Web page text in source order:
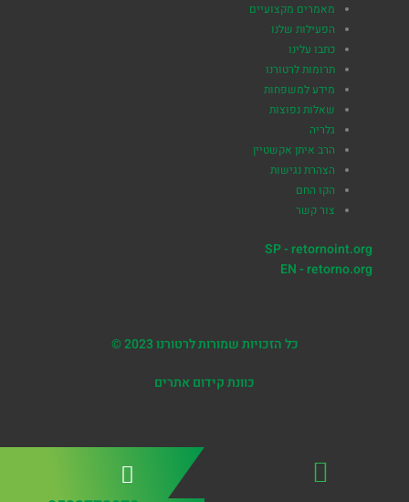
מאמרים מקצועיים
הפעילות שלנו
כתבו עלינו
תרומות לרטורנו
מידע למשפחות
שאלות נפוצות
גלריה
הרב איתן אקשטיין
הצהרת נגישות
הקו החם
צור קשר
SP - retornoint.org
EN - retorno.org
כל הזכויות שמורות לרטורנו 2023 ©
כוונת קידום אתרים